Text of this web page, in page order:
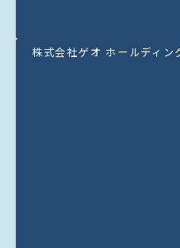
水族館の集客マーケテ
株式会社ゲオ ホールディン